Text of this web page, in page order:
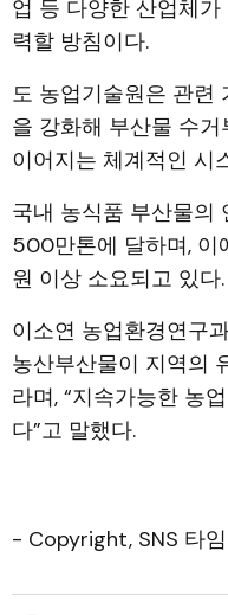
업 등 다양한 산업체
력할 방침이다.
도 농업기술원은 관련
을 강화해 부산물 수거
이어지는 체계적인 시
국내 농식품 부산물의
500만톤에 달하며,
원 이상 소요되고 있다.
이소연 농업환경연구
농산부산물이 지역의
라며, “지속가능한 농
다”고 말했다.
- Copyright, SNS 타